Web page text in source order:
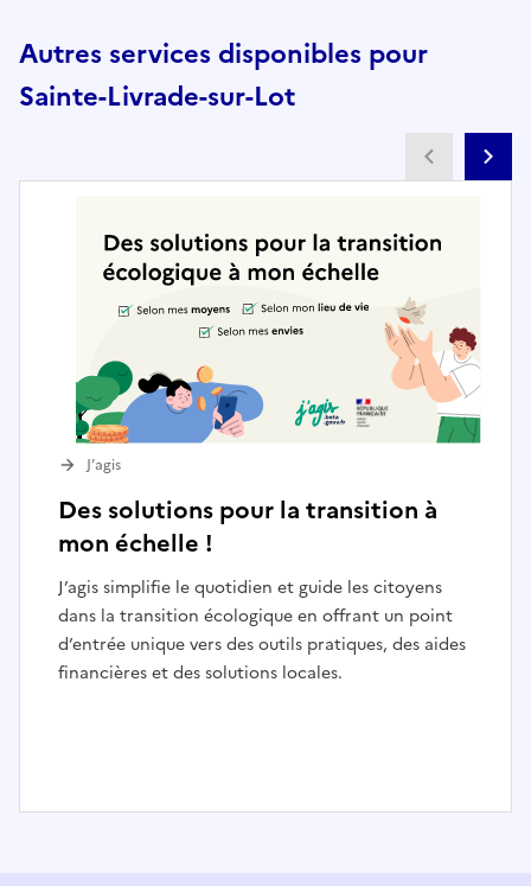
Autres services disponibles pour
Sainte-Livrade-sur-Lot
Des solutions pour la transition à
mon échelle !
J’agis simplifie le quotidien et guide les citoyens
dans la transition écologique en offrant un point
d’entrée unique vers des outils pratiques, des aides
financières et des solutions locales.
J’agis